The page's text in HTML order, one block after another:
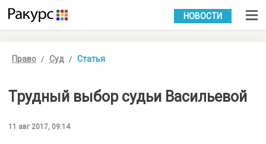
УКР РУС
НОВОСТИ
Право Суд Статья
Трудный выбор судьи Васильевой
11 авг 2017, 09:14